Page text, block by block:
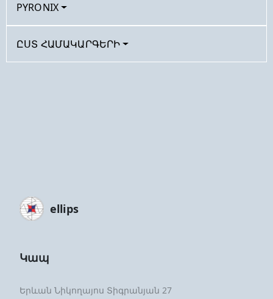
PYRONIX
ԸՍՏ ՀԱՄԱԿԱՐԳԵՐԻ
ellips
Կապ
Երևան Նիկողայոս Տիգրանյան 27